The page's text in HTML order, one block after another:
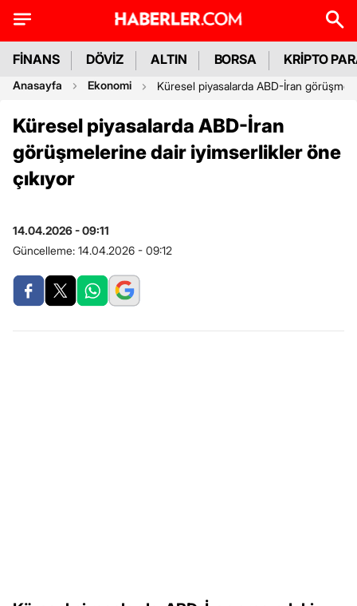
FİNANS DÖVİZ ALTIN BORSA KRİPTO
Anasayfa Ekonomi Küresel piyasalarda ABD-İran
Küresel piyasalarda ABD-İran
görüşmelerine dair iyimserlikler öne
çıkıyor
14.04.2026 - 09:11
Güncelleme: 14.04.2026 - 09:12